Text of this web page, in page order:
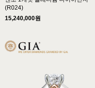
(R024)
15,240,000원